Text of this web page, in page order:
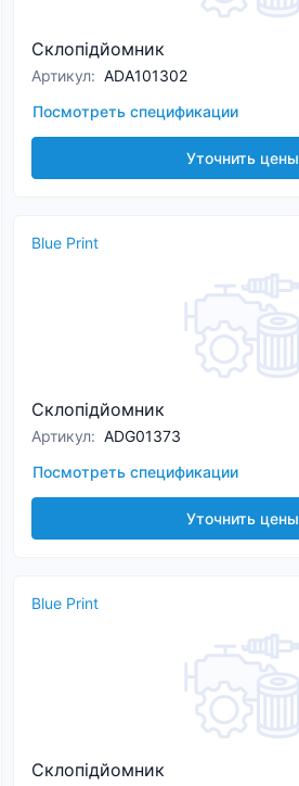
Склопідйомник
Артикул: ADA101302
Посмотреть спецификации
Уточнить цены
Blue Print
Склопідйомник
Артикул: ADG01373
Посмотреть спецификации
Уточнить цены
Blue Print
Склопідйомник